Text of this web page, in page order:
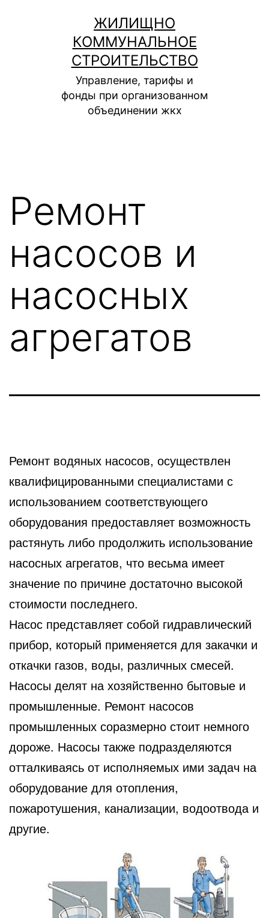
содержимому
ЖИЛИЩНО
КОММУНАЛЬНОЕ
СТРОИТЕЛЬСТВО
Управление, тарифы и
фонды при организованном
объединении жкх
Ремонт
насосов и
насосных
агрегатов
Ремонт водяных насосов, осуществлен
квалифицированными специалистами с
использованием соответствующего
оборудования предоставляет возможность
растянуть либо продолжить использование
насосных агрегатов, что весьма имеет
значение по причине достаточно высокой
стоимости последнего.
Насос представляет собой гидравлический
прибор, который применяется для закачки и
откачки газов, воды, различных смесей.
Насосы делят на хозяйственно бытовые и
промышленные. Ремонт насосов
промышленных соразмерно стоит немного
дороже. Насосы также подразделяются
отталкиваясь от исполняемых ими задач на
оборудование для отопления,
пожаротушения, канализации, водоотвода и
другие.